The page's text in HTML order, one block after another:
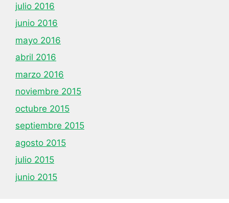
julio 2016
junio 2016
mayo 2016
abril 2016
marzo 2016
noviembre 2015
octubre 2015
septiembre 2015
agosto 2015
julio 2015
junio 2015